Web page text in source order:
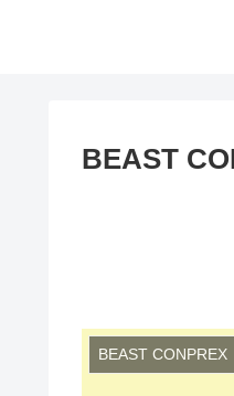
BEAST
BEAST CONPREX